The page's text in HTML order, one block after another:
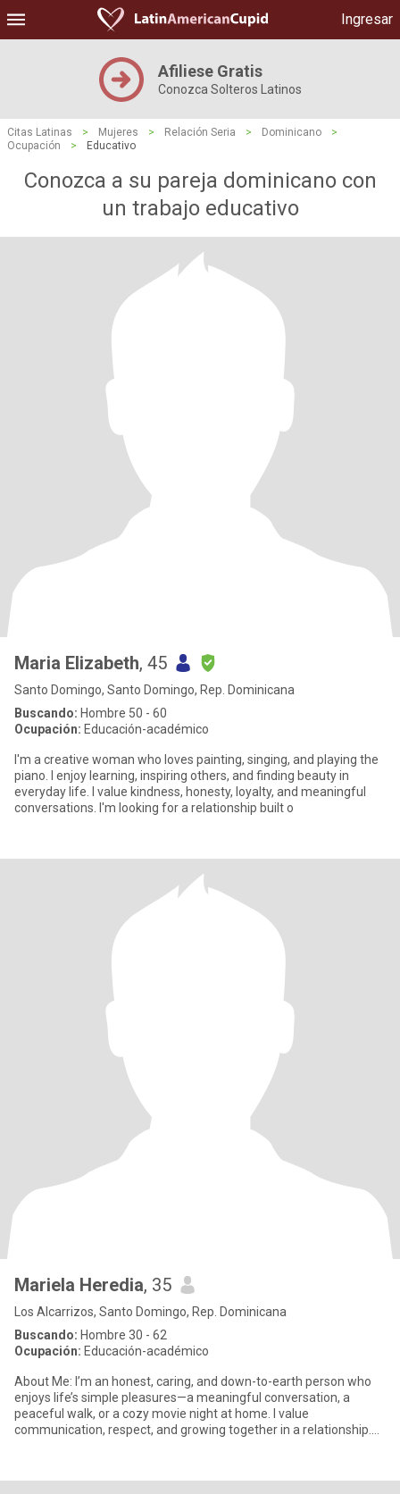
Ingresar
Afiliese Gratis
Conozca Solteros Latinos
Citas Latinas > Mujeres > Relación Seria > Dominicano
>
Ocupación
> Educativo
Conozca a su pareja dominicano con
un trabajo educativo
Maria Elizabeth, 45
Santo Domingo, Santo Domingo, Rep. Dominicana
Buscando: Hombre 50 - 60
Ocupación: Educación-académico
I'm a creative woman who loves painting, singing, and playing the
piano. I enjoy learning, inspiring others, and finding beauty in
everyday life. I value kindness, honesty, loyalty, and meaningful
conversations. I'm looking for a relationship built o
Mariela Heredia, 35
Los Alcarrizos, Santo Domingo, Rep. Dominicana
Buscando: Hombre 30 - 62
Ocupación: Educación-académico
About Me: I’m an honest, caring, and down-to-earth person who
enjoys life’s simple pleasures—a meaningful conversation, a
peaceful walk, or a cozy movie night at home. I value
communication, respect, and growing together in a relationship.